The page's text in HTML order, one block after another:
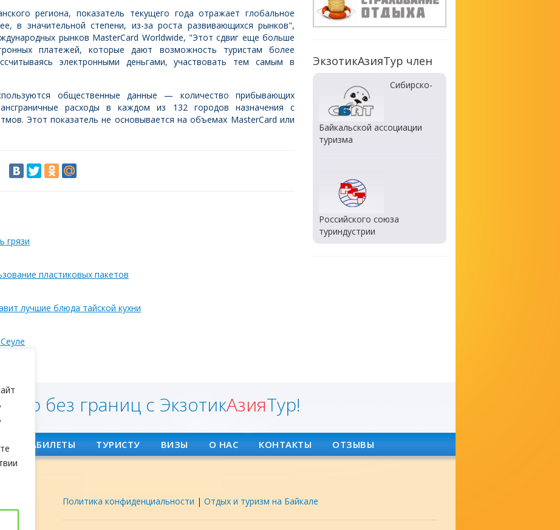
региона, показатель текущего года отражает глобальное
в значительной степени, из-за роста развивающихся рынков",
рынков MasterCard Worldwide, "Этот сдвиг еще больше
платежей, которые дают возможность туристам более
электронными деньгами, участвовать тем самым в
общественные данные — количество прибывающих
расходы в каждом из 132 городов назначения с
Этот показатель не основывается на объемах MasterCard или
грязи
пластиковых пакетов
лучшие блюда тайской кухни
ЭкзотикАзияТур член
Сибирско-
Байкальской ассоциации
туризма
Российского союза
туриндустрии
Мир без границ с ЭкзотикАзияТур!
АВИАБИЛЕТЫ ТУРИСТУ ВИЗЫ О НАС КОНТАКТЫ ОТЗЫВЫ
Политика конфиденциальности |Отдых и туризм на Байкале